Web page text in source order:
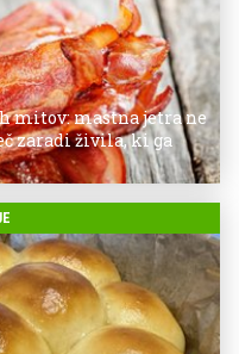
mitov: mastna jetra ne
zaradi živila, ki ga